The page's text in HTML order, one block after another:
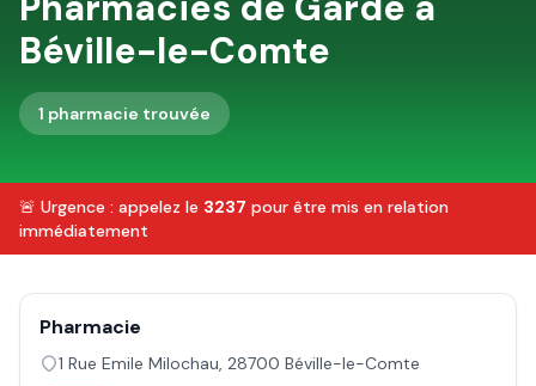
Béville-le-Comte
1 pharmacie trouvée
🚨 Urgence : appelez le 3237 pour être mis en relation
immédiatement
Pharmacie
1 Rue Emile Milochau, 28700 Béville-le-Comte